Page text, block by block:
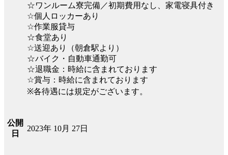
☆ワンルーム寮完備／初期費用なし、家電寝具付き
☆個人ロッカーあり
☆作業服貸与
☆食堂あり
☆送迎あり（朝倉駅より）
☆バイク・自動車通勤可
☆退職金：時給に含まれております
☆賞与：時給に含まれております
※各待遇には規定がございます。
公開
日
2023年 10月 27日